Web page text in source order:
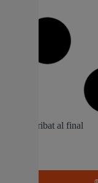
servei per a
l’educació a
L’alumnat
poder seguir les
confinament pot